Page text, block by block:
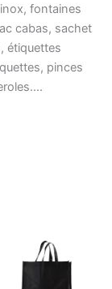
fontaines
cabas, sachet
étiquettes
pinces